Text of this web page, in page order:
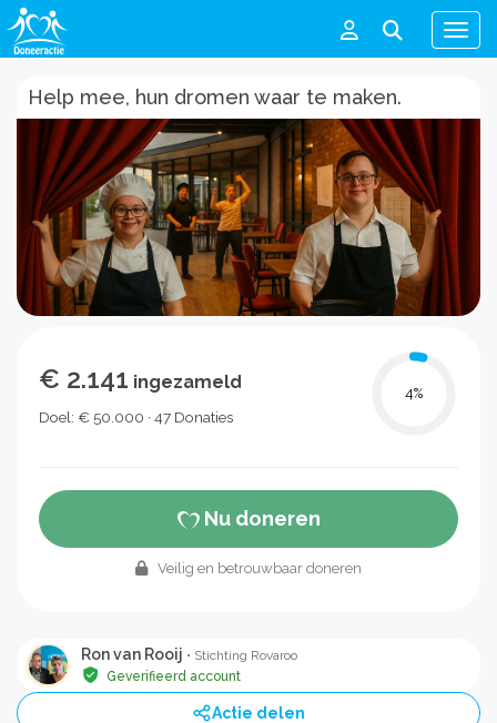
Menu
Help mee, hun dromen waar te maken.
€ 2.141 ingezameld
Doel: € 50.000 · 47 Donaties
4%
Nu doneren
Veilig en betrouwbaar doneren
Ron van Rooij • Stichting Rovaroo
Geverifieerd account
Actie delen